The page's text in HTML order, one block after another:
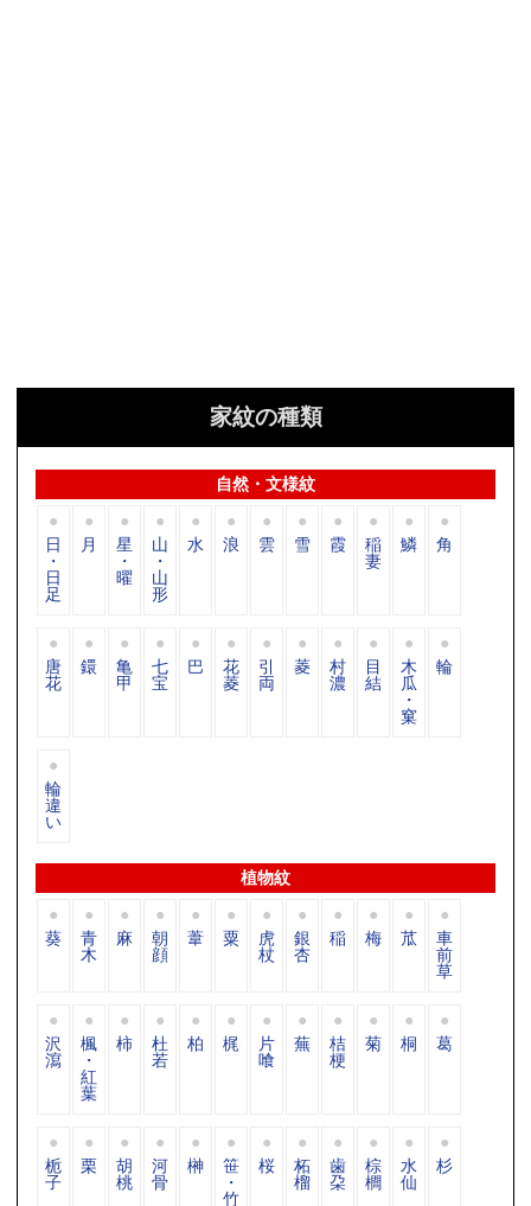
家紋の種類
自然・文様紋
日
・
日
足
月 星
・
曜
山
・
山
形
水 浪 雲 雪 霞 稲
妻
鱗 角
唐
花
鐶 亀
甲
七
宝
巴 花
菱
引
両
菱 村
濃
目
結
木
瓜
・
窠
輪
輪
違
い
植物紋
葵 青
木
麻 朝
顔
葦 粟 虎
杖
銀
杏
稲 梅 苽 車
前
草
沢
瀉
楓
・
紅
葉
柿 杜
若
柏 梶 片
喰
蕪 桔
梗
菊 桐 葛
栀
子
栗 胡
桃
河
骨
榊 笹
・
竹
桜 柘
榴
歯
朶
棕
櫚
水
仙
杉